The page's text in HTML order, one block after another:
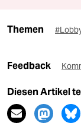
Themen
Feedback
Diesen Artikel